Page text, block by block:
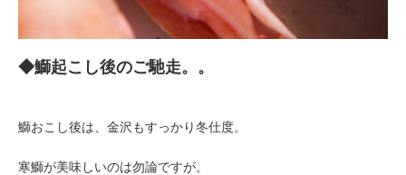
◆鰤起こし後のご馳走。。
鰤おこし後は、金沢もすっかり冬仕度。
寒鰤が美味しいのは勿論ですが。